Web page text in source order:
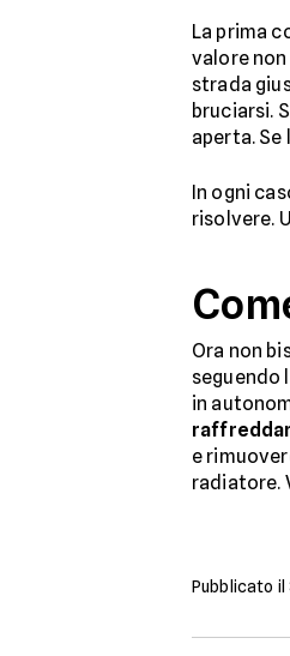
La prima
valore
strada
bruciarsi.
aperta.
In ogni
risolvere.
Ora non
seguendo
in
e
radiatore.
Pubblicato il